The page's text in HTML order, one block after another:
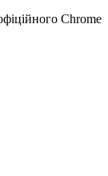
Chrome